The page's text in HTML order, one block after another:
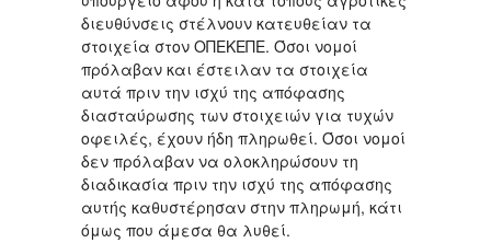
διευθύνσεις στέλνουν κατευθείαν τα
στοιχεία στον ΟΠΕΚΕΠΕ. Όσοι νομοί
πρόλαβαν και έστειλαν τα στοιχεία
αυτά πριν την ισχύ της απόφασης
διασταύρωσης των στοιχειών για τυχών
οφειλές, έχουν ήδη πληρωθεί. Όσοι νομοί
δεν πρόλαβαν να ολοκληρώσουν τη
διαδικασία πριν την ισχύ της απόφασης
αυτής καθυστέρησαν στην πληρωμή, κάτι
όμως που άμεσα θα λυθεί.